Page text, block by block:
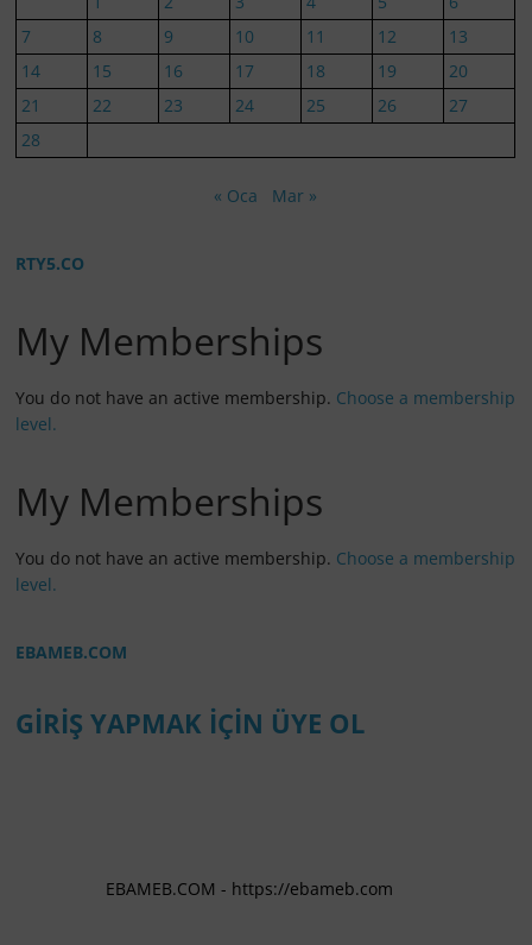
7
8 9 10 11 12
13
14
15 16 17 18 19
20
21
22 23 24 25 26
27
28
« Oca Mar »
RTY5.CO
My Memberships
You do not have an active membership. Choose a membership
level.
My Memberships
You do not have an active membership. Choose a membership
level.
EBAMEB.COM
GİRİŞ YAPMAK İÇİN ÜYE OL
EBAMEB.COM - https://ebameb.com